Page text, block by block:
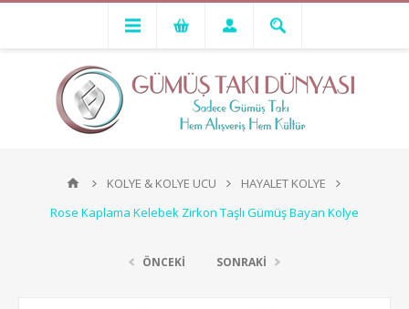
KOLYE & KOLYE UCU
HAYALET KOLYE
Rose Kaplama Kelebek Zirkon Taşlı Gümüş Bayan Kolye
ÖNCEKİ SONRAKİ